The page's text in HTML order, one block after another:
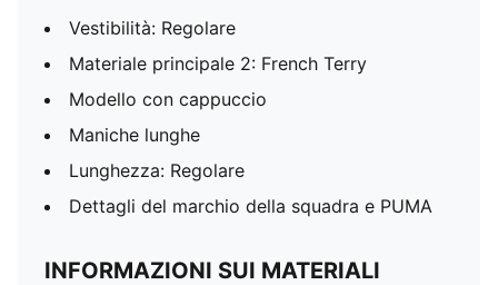
Vestibilità: Regolare
Materiale principale 2: French Terry
Modello con cappuccio
Maniche lunghe
Lunghezza: Regolare
Dettagli del marchio della squadra e PUMA
INFORMAZIONI SUI MATERIALI